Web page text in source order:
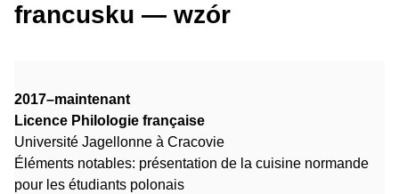
francusku — wzór
2017–maintenant
Licence Philologie française
Université Jagellonne à Cracovie
Éléments notables: présentation de la cuisine normande
pour les étudiants polonais